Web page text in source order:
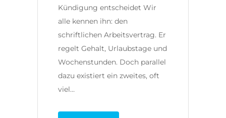
Kündigung entscheidet Wir
alle kennen ihn: den
schriftlichen Arbeitsvertrag. Er
regelt Gehalt, Urlaubstage und
Wochenstunden. Doch parallel
dazu existiert ein zweites, oft
viel…